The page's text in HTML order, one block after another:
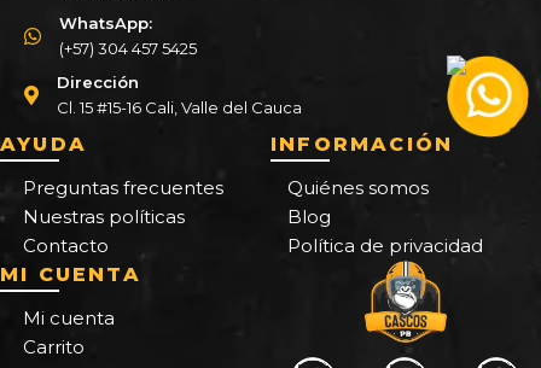
WhatsApp:
(+57) 304 457 5425
Dirección
Cl. 15 #15-16 Cali, Valle del Cauca
AYUDA
Preguntas frecuentes
Nuestras políticas
Contacto
INFORMACIÓN
Quiénes somos
Blog
Política de privacidad
MI CUENTA
Mi cuenta
Carrito